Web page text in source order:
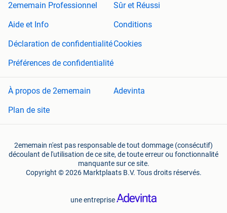
2ememain Professionnel
Sûr et Réussi
Aide et Info
Conditions
Déclaration de confidentialitéCookies
Préférences de confidentialité
À propos de 2ememain
Adevinta
Plan de site
2ememain n'est pas responsable de tout dommage (consécutif)
découlant de l'utilisation de ce site, de toute erreur ou fonctionnalité
manquante sur ce site.
Copyright © 2026 Marktplaats B.V. Tous droits réservés.
une entreprise